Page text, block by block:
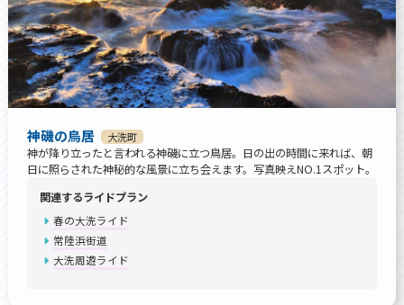
神磯の鳥居 大洗町
神が降り立ったと言われる神磯に立つ鳥居。日の出の時間に来れば、朝
日に照らされた神秘的な風景に立ち会えます。写真映えNO.1スポット。
関連するライドプラン
春の大洗ライド
常陸浜街道
大洗周遊ライド